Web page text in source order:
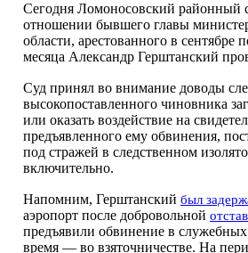
Сегодня Ломоносовский районный
отношении бывшего главы
области, арестованного в
месяца Александр Герштанский
Суд принял во внимание доводы
высокопоставленного чиновника
или оказать воздействие на
предъявленного ему обвинения,
под стражей в следственном
включительно.
Напомним, Герштанский был
аэропорт после добровольной
предъявили обвинение в служебных
время — во взяточничестве. На